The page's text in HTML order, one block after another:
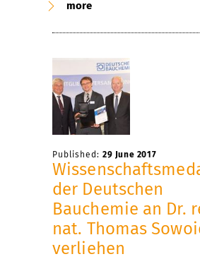
more
Published: 29 June 2017
der Deutschen
Bauchemie an Dr.
nat. Thomas
verliehen